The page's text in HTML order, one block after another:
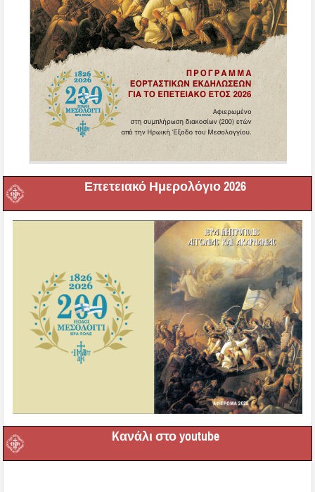
Επετειακό Ημερολόγιο 2026
Kανάλι στο youtube